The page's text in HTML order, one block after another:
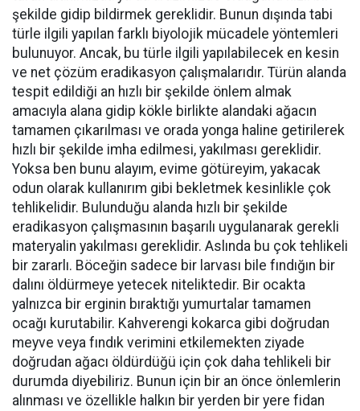
şekilde gidip bildirmek gereklidir. Bunun dışında tabi
türle ilgili yapılan farklı biyolojik mücadele yöntemleri
bulunuyor. Ancak, bu türle ilgili yapılabilecek en kesin
ve net çözüm eradikasyon çalışmalarıdır. Türün alanda
tespit edildiği an hızlı bir şekilde önlem almak
amacıyla alana gidip kökle birlikte alandaki ağacın
tamamen çıkarılması ve orada yonga haline getirilerek
hızlı bir şekilde imha edilmesi, yakılması gereklidir.
Yoksa ben bunu alayım, evime götüreyim, yakacak
odun olarak kullanırım gibi bekletmek kesinlikle çok
tehlikelidir. Bulunduğu alanda hızlı bir şekilde
eradikasyon çalışmasının başarılı uygulanarak gerekli
materyalin yakılması gereklidir. Aslında bu çok tehlikeli
bir zararlı. Böceğin sadece bir larvası bile fındığın bir
dalını öldürmeye yetecek niteliktedir. Bir ocakta
yalnızca bir erginin bıraktığı yumurtalar tamamen
ocağı kurutabilir. Kahverengi kokarca gibi doğrudan
meyve veya fındık verimini etkilemekten ziyade
doğrudan ağacı öldürdüğü için çok daha tehlikeli bir
durumda diyebiliriz. Bunun için bir an önce önlemlerin
alınması ve özellikle halkın bir yerden bir yere fidan